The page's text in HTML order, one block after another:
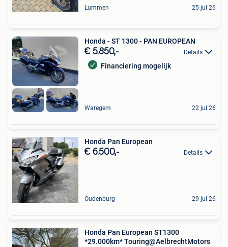
Lummen 25 jul 26
Honda - ST 1300 - PAN EUROPEAN
€ 5.850,- Details
Financiering mogelijk
Waregem 22 jul 26
Honda Pan European
€ 6.500,- Details
Oudenburg 29 jul 26
Honda Pan European ST1300
*29.000km* Touring@AelbrechtMotors